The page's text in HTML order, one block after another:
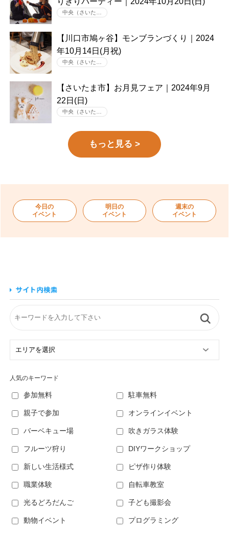
中央（さいた…
【川口市鳩ヶ谷】モンブランづくり｜2024
年10月14日(月祝)
中央（さいた…
【さいたま市】お月見フェア｜2024年9月
22日(日)
中央（さいた…
もっと見る >
今日の
イベント
明日の
イベント
週末の
イベント
人気のキーワード
参加無料 駐車無料
親子で参加 オンラインイベント
バーベキュー場 吹きガラス体験
フルーツ狩り DIYワークショップ
新しい生活様式 ピザ作り体験
職業体験 自転車教室
光るどろだんご 子ども撮影会
動物イベント プログラミング